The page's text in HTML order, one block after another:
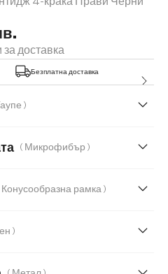
доставка
Безплатна доставка
( Таупе )
( Микрофибър )
плат с текстура
Плюш
( Конусообразна рамка )
( Черен )